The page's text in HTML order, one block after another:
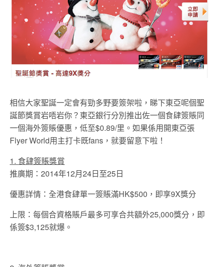
相信大家聖誕一定會有勁多野要簽架啦，睇下東亞呢個聖
誕節獎賞岩唔岩你？東亞銀行分別推出佐一個食肆簽賬同
一個海外簽賬優惠，低至$0.89/里。如果係用開東亞張
Flyer World用主打卡既fans，就要留意下啦！
1. 食肆簽賬獎賞
推廣期：2014年12月24日至25日
優惠詳情：全港食肆單一簽賬滿HK$500，即享9X獎分
上限：每個合資格賬戶最多可享合共額外25,000獎分，即
係簽$3,125就爆。